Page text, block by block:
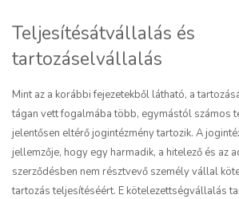
Teljesítésátvállalás és
tartozáselvállalás
Mint az a korábbi fejezetekből látható, a
tágan vett fogalmába több, egymástól számos
jelentősen eltérő jogintézmény tartozik. A
jellemzője, hogy egy harmadik, a hitelező és az
szerződésben nem résztvevő személy vállal
tartozás teljesítéséért. E kötelezettségvállalás